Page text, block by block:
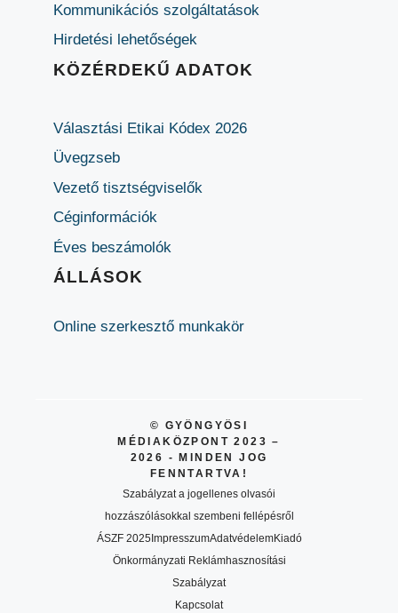
Kommunikációs szolgáltatások
Hirdetési lehetőségek
KÖZÉRDEKŰ ADATOK
Választási Etikai Kódex 2026
Üvegzseb
Vezető tisztségviselők
Céginformációk
Éves beszámolók
ÁLLÁSOK
Online szerkesztő munkakör
© GYÖNGYÖSI
MÉDIAKÖZPONT 2023 –
2026 - MINDEN JOG
FENNTARTVA!
Szabályzat a jogellenes olvasói
hozzászólásokkal szembeni fellépésről
ÁSZF 2025ImpresszumAdatvédelemKiadó
Önkormányzati Reklámhasznosítási
Szabályzat
Kapcsolat